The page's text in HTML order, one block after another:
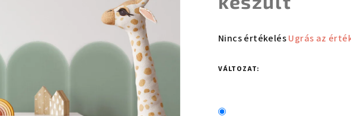
A
átlagos
ből
Nincs értékelésUgrás az
VÁLTOZAT: